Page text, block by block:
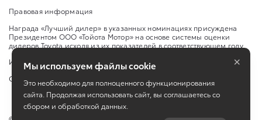
Правовая информация
Награда «Лучший дилер» в указанных номинациях присуждена
Президентом ООО «Тойота Мотор» на основе системы оценки
дилеров Toyota исходя из их показателей в соответствующем году.
Изменить настройку cookies
Сбросить cookie
Мы используем файлы cookie
Это необходимо для полноценного функционирования
сайта. Продолжая использовать сайт, вы соглашаетесь со
сбором и обработкой данных.
×